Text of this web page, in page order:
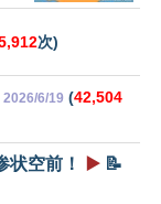
次)
2026/6/19 (42,504
状空前！ ▶️ 📝